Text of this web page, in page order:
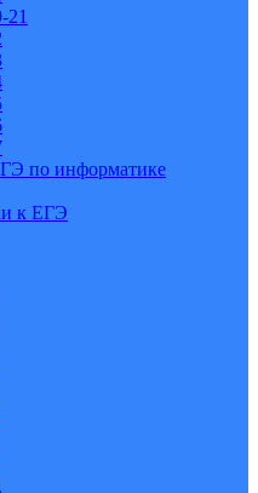
21
по информатике
к ЕГЭ